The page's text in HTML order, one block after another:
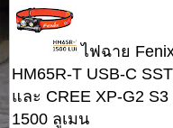
ไฟฉาย
HM65R-T USB-C
และ CREE XP-G2 S3
1500 ลูเมน